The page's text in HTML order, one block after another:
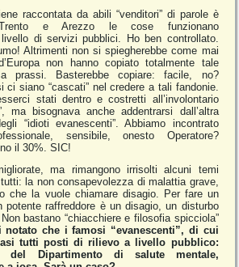
raccontata da abili “venditori” di parole è
e Arezzo le cose funzionano
di servizi pubblici. Ho ben controllato.
Altrimenti non si spiegherebbe come mai
non hanno copiato totalmente tale
prassi. Basterebbe copiare: facile, no?
ci siano “cascati” nel credere a tali fandonie.
stati dentro e costretti all’involontario
ma bisognava anche addentrarsi dall’altra
“idioti evanescenti”. Abbiamo incontrato
sensibile, onesto Operatore?
il 30%. SIC!
ma rimangono irrisolti alcuni temi
la non consapevolezza di malattia grave,
che la vuole chiamare disagio. Per fare un
potente raffreddore è un disagio, un disturbo
bastano “chiacchiere e filosofia spicciola”
notato che i famosi “evanescenti”, di cui
tutti posti di rilievo a livello pubblico:
del Dipartimento di salute mentale,